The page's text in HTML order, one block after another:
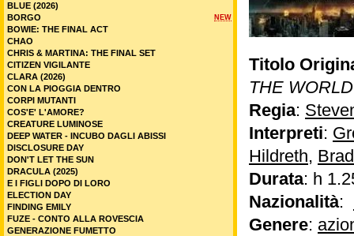
Titolo
THE WORLD
Regia:
Interpreti:
Hildreth,
Durata: h
Nazionalità:
Genere:
BLUE (2026)
NEW
BORGO
BOWIE: THE FINAL ACT
CHAO
CHRIS & MARTINA: THE FINAL SET
CITIZEN VIGILANTE
CLARA (2026)
CON LA PIOGGIA DENTRO
CORPI MUTANTI
COS'E' L'AMORE?
CREATURE LUMINOSE
DEEP WATER - INCUBO DAGLI ABISSI
DISCLOSURE DAY
DON'T LET THE SUN
DRACULA (2025)
E I FIGLI DOPO DI LORO
ELECTION DAY
FINDING EMILY
FUZE - CONTO ALLA ROVESCIA
GENERAZIONE FUMETTO